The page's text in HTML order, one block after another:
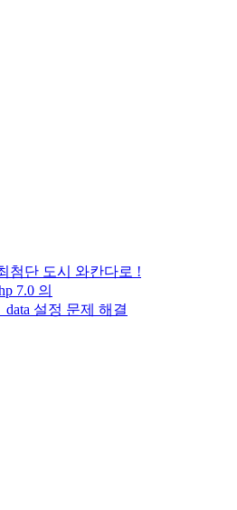
첨단 도시 와칸다로 !
7.0 의
설정 문제 해결